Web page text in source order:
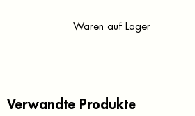
Waren auf Lager
Verwandte Produkte